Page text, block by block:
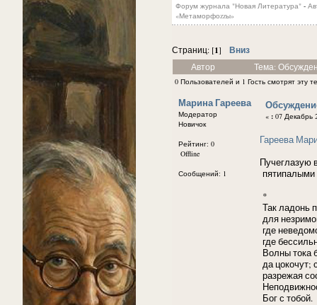
Форум журнала "Новая Литература"-
«Метаморфоzzы»
Страниц: [1] Вниз
Автор Тема:
0 Пользователей и 1 Гость смотрят эту
Марина Гареева
Модератор
Новичок
Рейтинг: 0
Offline
Сообщений: 1
« : 07 Декабрь
Гареева
Пучеглазую
*
Так ладонь
для
где
где
Волны тока
да цокочут;
разрежая
Бог с тобой.